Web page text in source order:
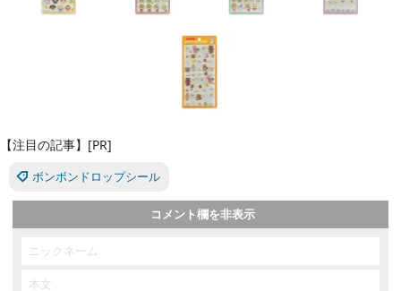
【注目の記事】[PR]
ボンボンドロップシール
コメント欄を非表示